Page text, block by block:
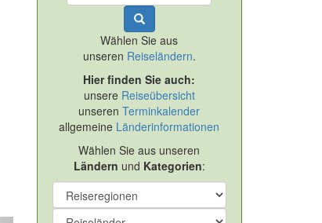
Wählen Sie aus
unseren Reiseländern.
Hier finden Sie auch:
unsere Reiseübersicht
unserenTerminkalender
allgemeine Länderinformationen
Wählen Sie aus unseren
Ländern und Kategorien: